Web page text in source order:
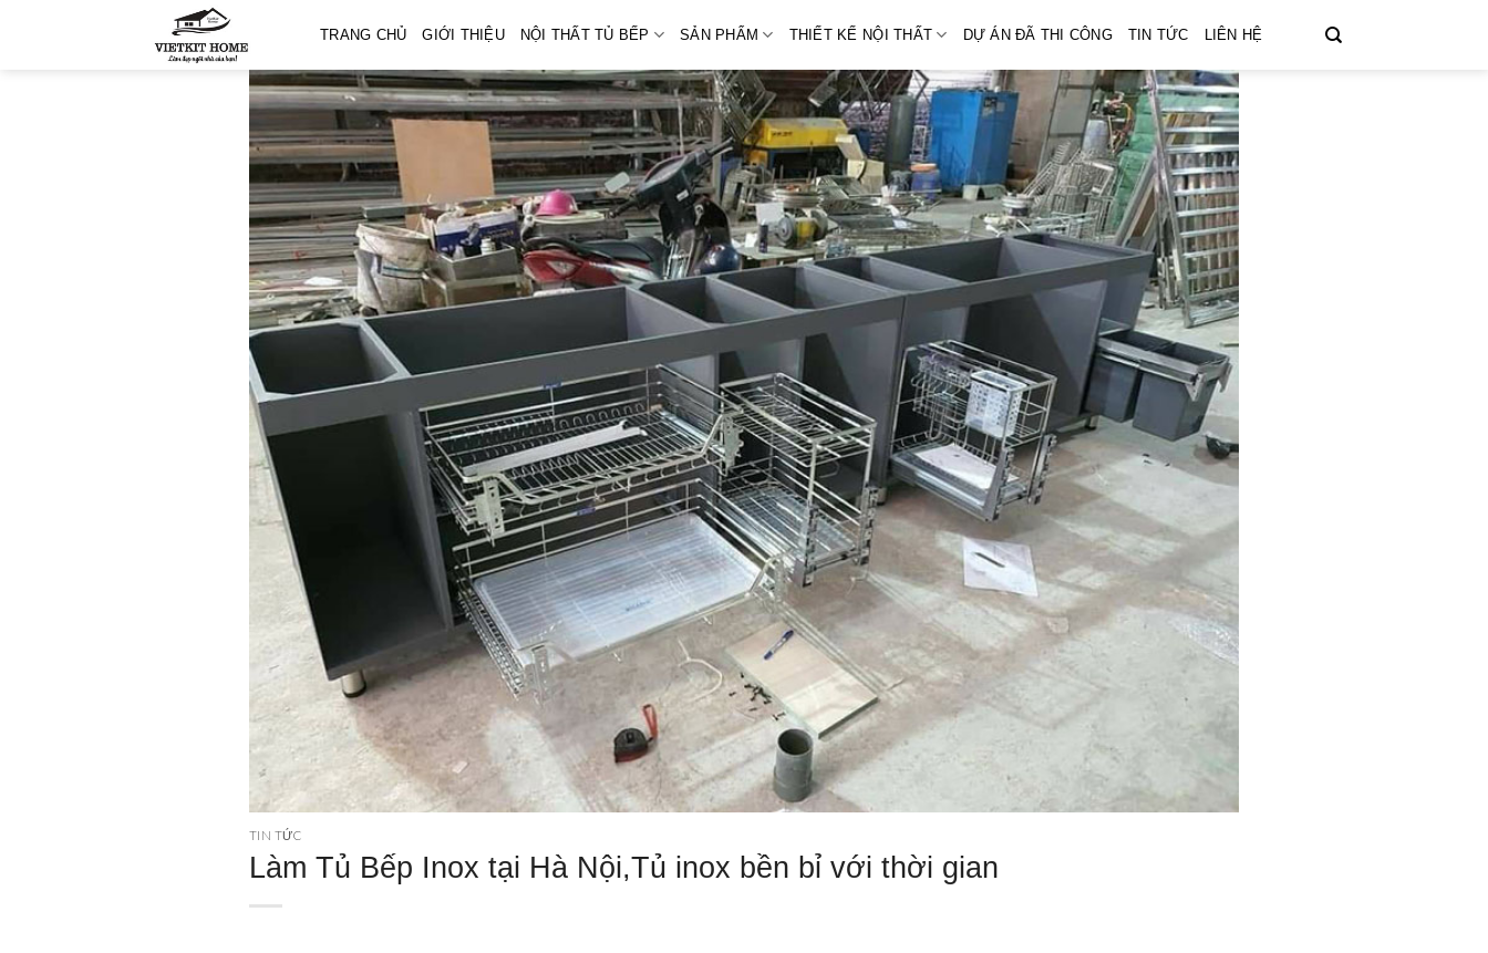
TRANG CHỦ GIỚI THIỆU NỘI THẤT TỦ BẾP SẢN PHẨM THIẾT KẾ NỘI THẤT DỰ ÁN ĐÃ THI CÔNG TIN TỨC LIÊN HỆ
TIN TỨC
Làm Tủ Bếp Inox tại Hà Nội,Tủ inox bền bỉ với thời gian